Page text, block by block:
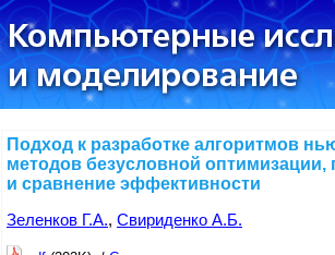
Подход к разработке алгоритмов
методов безусловной оптимизации,
и сравнение эффективности
Зеленков Г.А., Свириденко А.Б.